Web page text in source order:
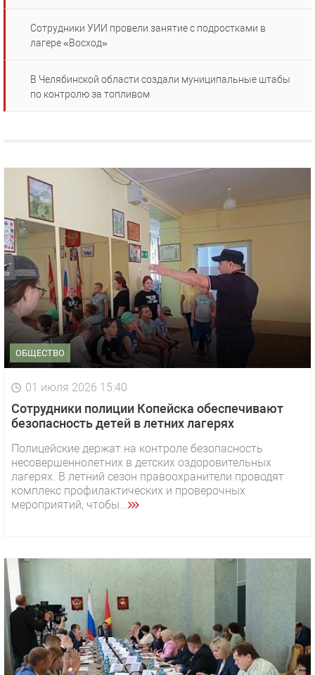
Сотрудники УИИ провели занятие с подростками в
лагере «Восход»
В Челябинской области создали муниципальные штабы
по контролю за топливом
ОБЩЕСТВО
01 июля 2026 15:40
Сотрудники полиции Копейска обеспечивают
безопасность детей в летних лагерях
Полицейские держат на контроле безопасность
несовершеннолетних в детских оздоровительных
лагерях. В летний сезон правоохранители проводят
комплекс профилактических и проверочных
мероприятий, чтобы...